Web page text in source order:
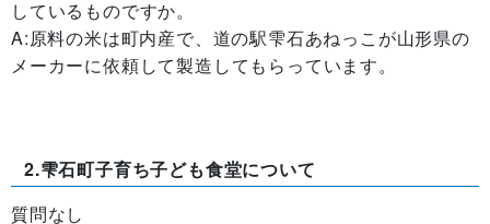
しているものですか。
A:原料の米は町内産で、道の駅雫石あねっこが山形県の
メーカーに依頼して製造してもらっています。
2.雫石町子育ち子ども食堂について
質問なし